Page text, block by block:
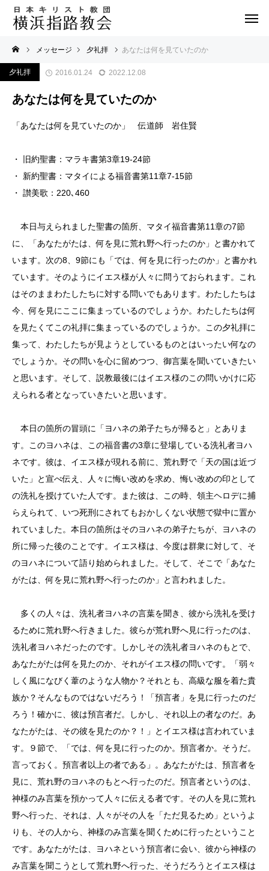
メッセージ 夕礼拝 あなたは何を見ていたのか
夕礼拝 2016.01.24 2022.12.08
あなたは何を見ていたのか
「あなたは何を見ていたのか」 伝道師 岩住賢
・ 旧約聖書：マラキ書第3章19-24節
・ 新約聖書：マタイによる福音書第11章7-15節
・ 讃美歌：220､460
本日与えられました聖書の箇所、マタイ福音書第11章の7節
に、「あなたがたは、何を見に荒れ野へ行ったのか」と書かれて
います。次の8、9節にも「では、何を見に行ったのか」と書かれ
ています。そのようにイエス様が人々に問うておられます。これ
はそのままわたしたちに対する問いでもあります。わたしたちは
今、何を見にここに集まっているのでしょうか。わたしたちは何
を見たくてこの礼拝に集まっているのでしょうか。この夕礼拝に
集って、わたしたちが見ようとしているものとはいったい何なの
でしょうか。その問いを心に留めつつ、御言葉を聞いていきたい
と思います。そして、説教最後にはイエス様のこの問いかけに応
えられる者となっていきたいと思います。
本日の箇所の冒頭に「ヨハネの弟子たちが帰ると」とありま
す。このヨハネは、この福音書の3章に登場している洗礼者ヨハ
ネです。彼は、イエス様が現れる前に、荒れ野で「天の国は近づ
いた」と宣べ伝え、人々に悔い改めを求め、悔い改めの印として
の洗礼を授けていた人です。また彼は、この時、領主ヘロデに捕
らえられて、いつ死刑にされてもおかしくない状態で獄中に置か
れていました。本日の箇所はそのヨハネの弟子たちが、ヨハネの
所に帰った後のことです。イエス様は、今度は群衆に対して、そ
のヨハネについて語り始められました。そして、そこで「あなた
がたは、何を見に荒れ野へ行ったのか」と言われました。
多くの人々は、洗礼者ヨハネの言葉を聞き、彼から洗礼を受け
るために荒れ野へ行きました。彼らが荒れ野へ見に行ったのは、
洗礼者ヨハネだったのです。しかしその洗礼者ヨハネのもとで、
あなたがたは何を見たのか、それがイエス様の問いです。「弱々
しく風になびく葦のような人物か？それとも、高級な服を着た貴
族か？そんなものではないだろう！「預言者」を見に行ったのだ
ろう！確かに、彼は預言者だ。しかし、それ以上の者なのだ。あ
なたがたは、その彼を見たのか？！」とイエス様は言われていま
す。９節で、「では、何を見に行ったのか。預言者か。そうだ。
言っておく。預言者以上の者である」。あなたがたは、預言者を
見に、荒れ野のヨハネのもとへ行ったのだ。預言者というのは、
神様のみ言葉を預かって人々に伝える者です。その人を見に荒れ
野へ行った、それは、人々がその人を「ただ見るため」というよ
りも、その人から、神様のみ言葉を聞くために行ったということ
です。あなたがたは、ヨハネという預言者に会い、彼から神様の
み言葉を聞こうとして荒れ野へ行った、そうだろうとイエス様は